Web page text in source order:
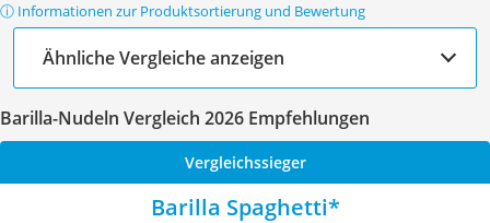
ⓘ Informationen zur Produktsortierung und Bewertung
Ähnliche Vergleiche anzeigen
Barilla-Nudeln Vergleich 2026 Empfehlungen
Vergleichssieger
Barilla Spaghetti